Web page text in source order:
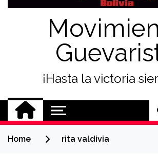
¡Hasta la victoria
Home rita valdivia